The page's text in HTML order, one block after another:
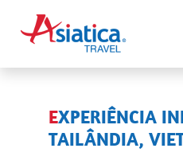
EXPERIÊNCIA INESQUECÍVEL NA
TAILÂNDIA,